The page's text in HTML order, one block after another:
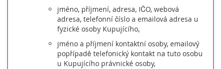
jméno, příjmení, adresa, IČO, webová
adresa, telefonní číslo a emailová adresa u
fyzické osoby Kupujícího,
jméno a příjmení kontaktní osoby, emailový
popřípadě telefonický kontakt na tuto osobu
u Kupujícího právnické osoby,